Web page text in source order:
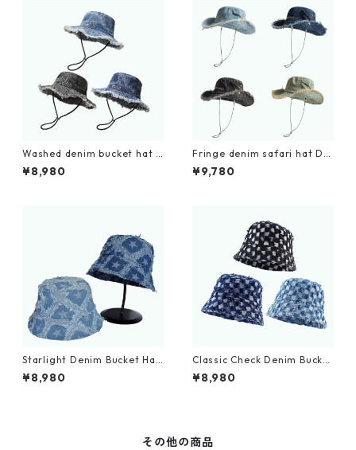
Washed denim bucket hat D
0216
¥8,980
Fringe denim safari hat D0
215
¥9,780
Starlight Denim Bucket Hat
D0214
¥8,980
Classic Check Denim Bucket
Hat D0213
¥8,980
その他の商品